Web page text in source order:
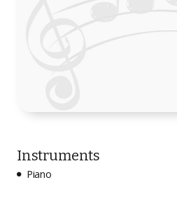
Instruments
 Piano